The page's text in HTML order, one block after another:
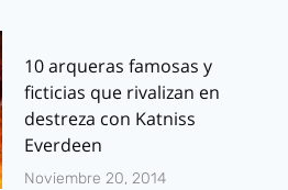
10 arqueras famosas y
ficticias que rivalizan en
destreza con Katniss
Everdeen
Noviembre 20, 2014